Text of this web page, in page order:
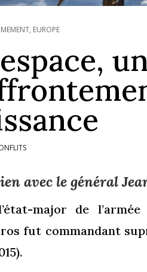
, EUROPE
avec le général
major de
fut commandant